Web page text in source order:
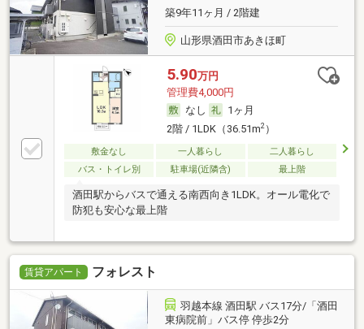
築9年11ヶ月 / 2階建
山形県酒田市あきほ町
5.90万円
管理費4,000円
なし
1ヶ月
2階 / 1LDK（36.51m2）
敷金なし 一人暮らし
二人暮らし
バス・トイレ別
駐車場(近隣含) 最上階
酒田駅からバスで通える南西向き1LDK。オール電化で
防犯も安心な最上階
賃貸アパート フォレスト
羽越本線 酒田駅 バス17分/「酒田
東病院前」バス停 停歩2分